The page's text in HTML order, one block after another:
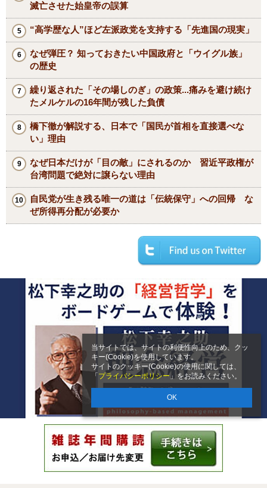
当サイトでは、サイトの利便性向上のため、クッ
キー(Cookie)を使用しています。
サイトのクッキー(Cookie)の使用に関しては、
「 プライバシーポリシー 」をお読みください。
OK
滅亡させた始皇帝の誤算
“高学歴な人”ほど左派政党を支持する「先進国の現実」
なぜ弾圧？ 知っておきたい中国政府と「ウイグル族」
の歴史
繰り返された「その場しのぎ」の政策...痛みを避け続け
たメルケルの16年間が残した負債
橋下徹が解説する、日本で「国民が首相を直接選べな
い」理由
なぜ日本だけが「目の敵」にされるのか 習近平政権が
台湾問題で絶対に譲らない理由
自民党が生き残る唯一の道は「伝統保守」への回帰 な
ぜ所得再分配が必要か